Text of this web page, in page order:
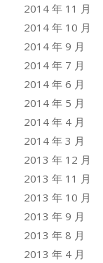
2014 年 11 月
2014 年 10 月
2014 年 9 月
2014 年 7 月
2014 年 6 月
2014 年 5 月
2014 年 4 月
2014 年 3 月
2013 年 12 月
2013 年 11 月
2013 年 10 月
2013 年 9 月
2013 年 8 月
2013 年 4 月